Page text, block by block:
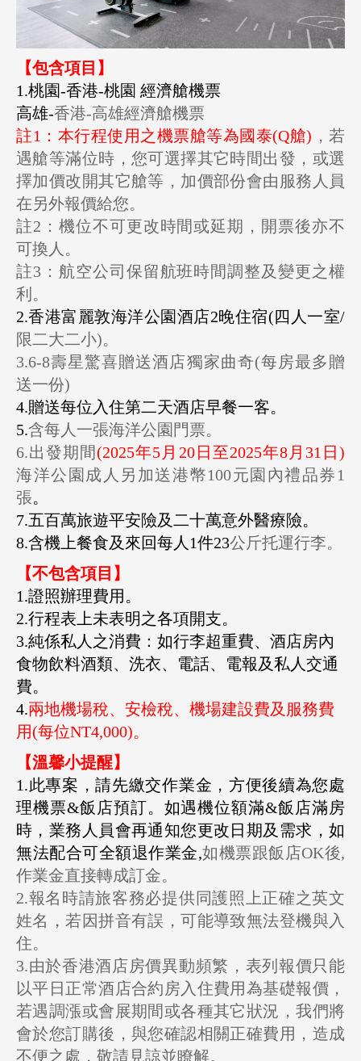
【包含項目】
1.桃園-香港-桃園 經濟艙機票
高雄-香港-高雄經濟艙機票
註1：本行程使用之機票艙等為國泰(Q艙) ，若
遇艙等滿位時，您可選擇其它時間出發，或選
擇加價改開其它艙等，加價部份會由服務人員
在另外報價給您。
註2：機位不可更改時間或延期，開票後亦不
可換人。
註3：航空公司保留航班時間調整及變更之權
利。
2.香港富麗敦海洋公園酒店2晚住宿(四人一室/
限二大二小)。
3.6-8壽星驚喜贈送酒店獨家曲奇(每房最多贈
送一份)
4.贈送每位入住第二天酒店早餐一客。
5.含每人一張海洋公園門票。
6.出發期間(2025年5 月 20日至2025年8月 31 日)
海洋公園成人另加送港幣100元園內禮品券1
張。
7.五百萬旅遊平安險及二十萬意外醫療險。
8.含機上餐食及來回每人1件23公斤托運行李。
【不包含項目】
1.證照辦理費用。
2.行程表上未表明之各項開支。
3.純係私人之消費：如行李超重費、酒店房內
食物飲料酒類、洗衣、電話、電報及私人交通
費。
4.兩地機場稅、安檢稅、機場建設費及服務費
用(每位NT4,000)。
【溫馨小提醒】
1.此專案，請先繳交作業金，方便後續為您處
理機票&飯店預訂。如遇機位額滿&飯店滿房
時，業務人員會再通知您更改日期及需求，如
無法配合可全額退作業金,如機票跟飯店OK後,
作業金直接轉成訂金。
2.報名時請旅客務必提供同護照上正確之英文
姓名，若因拼音有誤，可能導致無法登機與入
住。
3.由於香港酒店房價異動頻繁，表列報價只能
以平日正常酒店合約房入住費用為基礎報價，
若遇調漲或會展期間或各種其它狀況，我們將
會於您訂購後，與您確認相關正確費用，造成
不便之處，敬請見諒並瞭解。